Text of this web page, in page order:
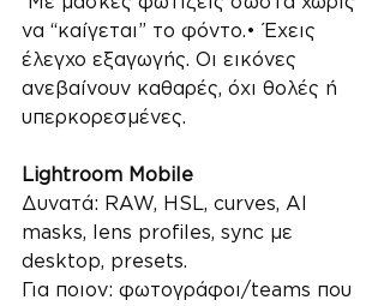
να “καίγεται” το φόντο.• Έχεις
έλεγχο εξαγωγής. Οι εικόνες
ανεβαίνουν καθαρές, όχι θολές ή
υπερκορεσμένες.
Lightroom Mobile
Δυνατά: RAW, HSL, curves, AI
masks, lens profiles, sync με
desktop, presets.
Για ποιον: φωτογράφοι/teams που